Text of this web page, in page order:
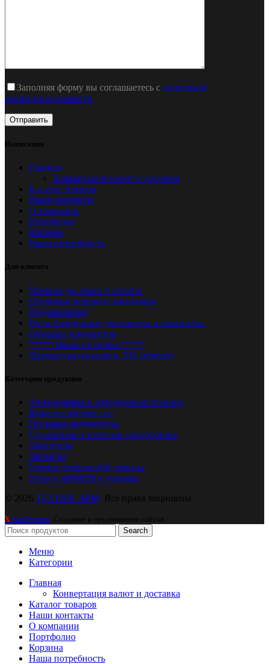
Заполняя форму вы соглашаетесь с политикой
конфиденциальности
Навигация
Главная
Конвертация валют и доставка
Каталог товаров
Наши контакты
О компании
Портфолио
Корзина
Наша потребность
Для клиента
Условия доставки и оплаты
Основные вопросы заказчиков
Поздравления
Регистрационные документы и реквизиты
Образцы документов
***** Наши отгрузки *****
Литература (каталоги, ТО, ремонт)
Категории продукции
Авиационная и аэродромная техника
Вещевое имущество
Грузовые автомобили
Гусеничная и колёсная спецтехника
Двигатели
Запчасти
Товары химической защиты
Узлы и запчасти к технике
© 2026 ТЕХНИК АРМ . Все права защищены
X-SeoУслуга . Создание и продвижение сайтов.
Search
Меню
Категории
Главная
Конвертация валют и доставка
Каталог товаров
Наши контакты
О компании
Портфолио
Корзина
Наша потребность